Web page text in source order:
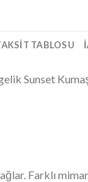
TABLOSU
Sunset
Farklı